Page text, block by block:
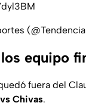
equipo
fuera del
Chivas.